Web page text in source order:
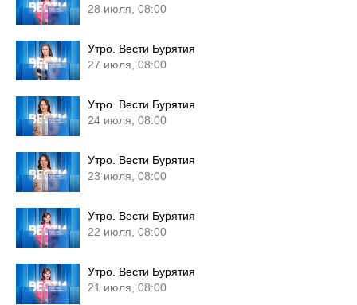
28 июля, 08:00
Утро. Вести Бурятия
27 июля, 08:00
Утро. Вести Бурятия
24 июля, 08:00
Утро. Вести Бурятия
23 июля, 08:00
Утро. Вести Бурятия
22 июля, 08:00
Утро. Вести Бурятия
21 июля, 08:00